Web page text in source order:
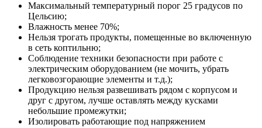
Максимальный температурный порог 25 градусов по
Цельсию;
Влажность менее 70%;
Нельзя трогать продукты, помещенные во включенную
в сеть коптильню;
Соблюдение техники безопасности при работе с
электрическим оборудованием (не мочить, убрать
легковозгорающие элементы и т.д.);
Продукцию нельзя развешивать рядом с корпусом и
друг с другом, лучше оставлять между кусками
небольшие промежутки;
Изолировать работающие под напряжением